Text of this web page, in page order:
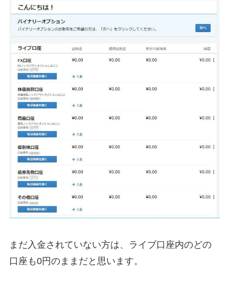
まだ入金されていない方は、ライブ口座内のどの
口座も0円のままだと思います。